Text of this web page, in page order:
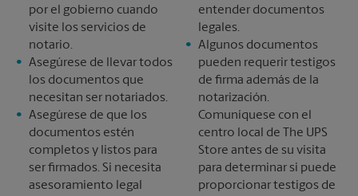
por el gobierno cuando
visite los servicios de
notario.
Asegúrese de llevar todos
los documentos que
necesitan ser notariados.
Asegúrese de que los
documentos estén
completos y listos para
ser firmados. Si necesita
asesoramiento legal
entender documentos
legales.
Algunos documentos
pueden requerir testigos
de firma además de la
notarización.
Comuníquese con el
centro local de The UPS
Store antes de su visita
para determinar si puede
proporcionar testigos de